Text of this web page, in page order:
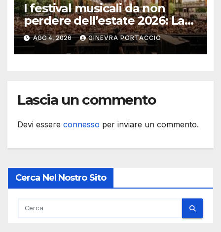
I festival musicali da non
perdere dell’estate 2026: La
guida definitiva
AGO 4, 2026 GINEVRA PORTACCIO
Lascia un commento
Devi essere connesso per inviare un commento.
Cerca Nel Nostro Sito